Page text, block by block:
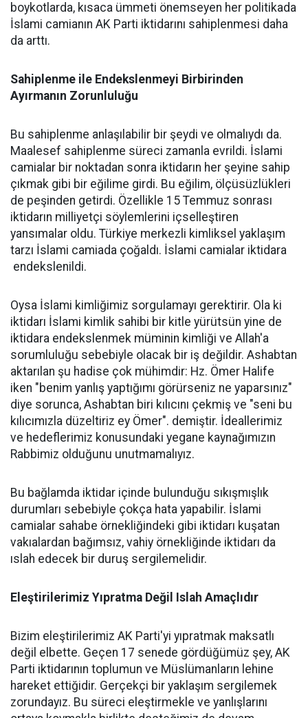
boykotlarda, kısaca ümmeti önemseyen her politikada
İslami camianın AK Parti iktidarını sahiplenmesi daha
da arttı.
Sahiplenme ile Endekslenmeyi Birbirinden
Ayırmanın Zorunluluğu
Bu sahiplenme anlaşılabilir bir şeydi ve olmalıydı da.
Maalesef sahiplenme süreci zamanla evrildi. İslami
camialar bir noktadan sonra iktidarın her şeyine sahip
çıkmak gibi bir eğilime girdi. Bu eğilim, ölçüsüzlükleri
de peşinden getirdi. Özellikle 15 Temmuz sonrası
iktidarın milliyetçi söylemlerini içselleştiren
yansımalar oldu. Türkiye merkezli kimliksel yaklaşım
tarzı İslami camiada çoğaldı. İslami camialar iktidara
endekslenildi.
Oysa İslami kimliğimiz sorgulamayı gerektirir. Ola ki
iktidarı İslami kimlik sahibi bir kitle yürütsün yine de
iktidara endekslenmek müminin kimliği ve Allah'a
sorumluluğu sebebiyle olacak bir iş değildir. Ashabtan
aktarılan şu hadise çok mühimdir: Hz. Ömer Halife
iken "benim yanlış yaptığımı görürseniz ne yaparsınız"
diye sorunca, Ashabtan biri kılıcını çekmiş ve "seni bu
kılıcımızla düzeltiriz ey Ömer". demiştir. İdeallerimiz
ve hedeflerimiz konusundaki yegane kaynağımızın
Rabbimiz olduğunu unutmamalıyız.
Bu bağlamda iktidar içinde bulunduğu sıkışmışlık
durumları sebebiyle çokça hata yapabilir. İslami
camialar sahabe örnekliğindeki gibi iktidarı kuşatan
vakıalardan bağımsız, vahiy örnekliğinde iktidarı da
ıslah edecek bir duruş sergilemelidir.
Eleştirilerimiz Yıpratma Değil Islah Amaçlıdır
Bizim eleştirilerimiz AK Parti'yi yıpratmak maksatlı
değil elbette. Geçen 17 senede gördüğümüz şey, AK
Parti iktidarının toplumun ve Müslümanların lehine
hareket ettiğidir. Gerçekçi bir yaklaşım sergilemek
zorundayız. Bu süreci eleştirmekle ve yanlışlarını